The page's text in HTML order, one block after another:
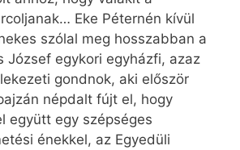
Eke Péternén kívül
szólal meg hosszabban a
József egykori egyházfi, azaz
gondnok, aki először
népdalt fújt el, hogy
együtt egy szépséges
énekkel, az Egyedüli